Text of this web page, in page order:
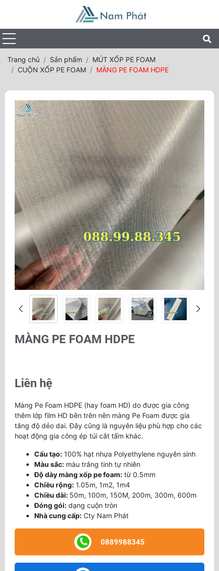
Trang chủ Sản phẩm
MÚT XỐP PE FOAM
CUỘN XỐP PE FOAM
MÀNG PE FOAM HDPE
MÀNG PE FOAM HDPE
Liên hệ
Màng Pe Foam HDPE (hay foam HD) do được gia công
thêm lớp film HD bên trên nên màng Pe Foam được gia
tăng độ dẻo dai. Đây cũng là nguyên liệu phù hợp cho các
hoạt động gia công ép túi cắt tấm khác.
Cấu tạo: 100% hạt nhựa Polyethylene nguyên sinh
Màu sắc: màu trắng tinh tự nhiên
Độ dày màng xốp pe foam: từ 0.5mm
Chiều rộng: 1.05m, 1m2, 1m4
Chiều dài: 50m, 100m, 150M, 200m, 300m, 600m
Đóng gói: dạng cuộn tròn
Nhà cung cấp: Cty Nam Phát
0889988345